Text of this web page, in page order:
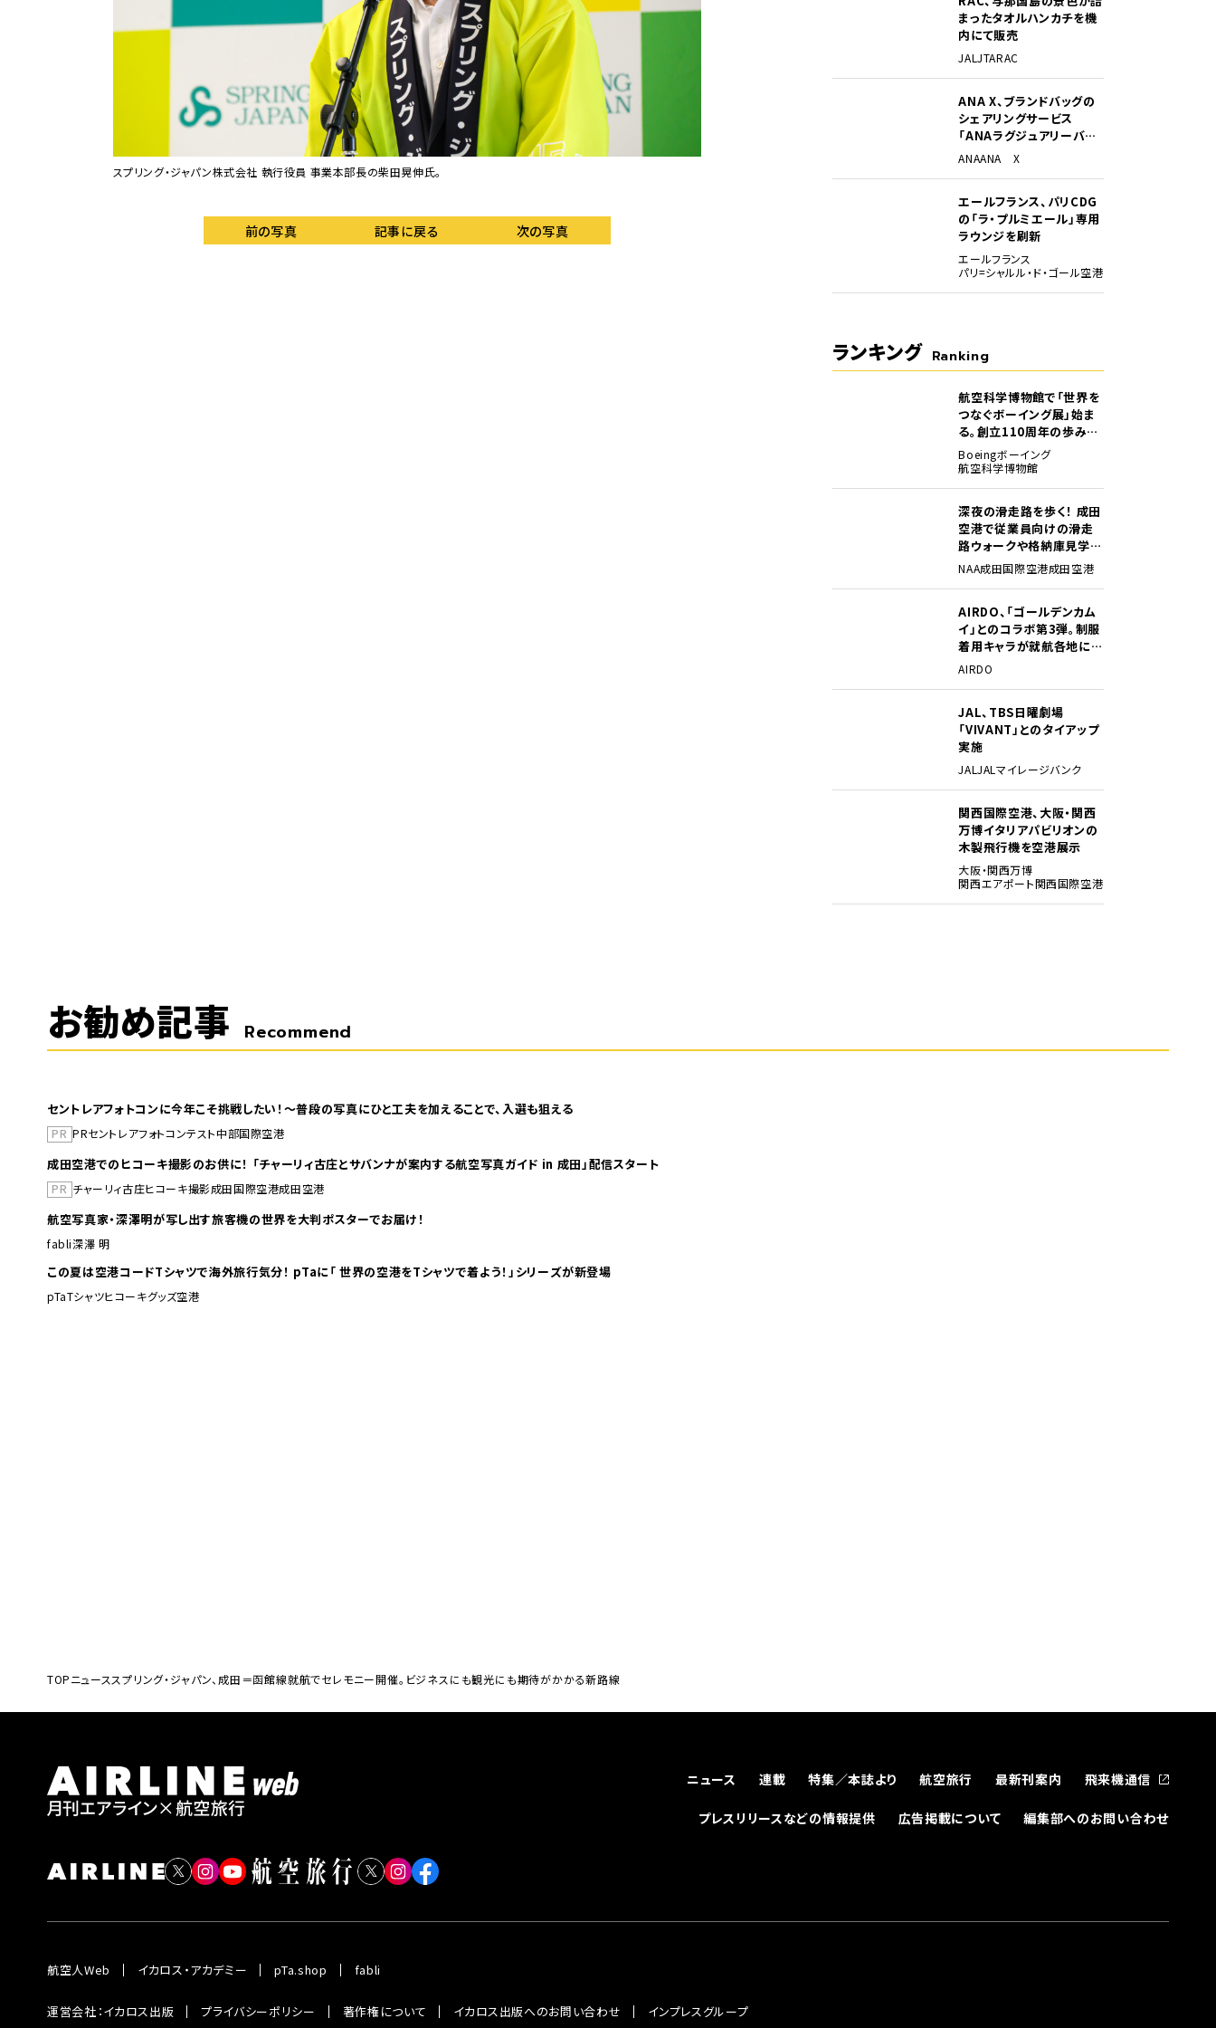
スプリング・ジャパン株式会社 執行役員 事業本部長の柴田晃伸氏。
前の写真 記事に戻る 次の写真
まったタオルハンカチを機
内にて販売
JALJTARAC
ANA X、ブランドバッグの
シェアリングサービス
「ANAラグジュアリーバッ
グ」開始
ANAANA X
エールフランス、パリCDG
の「ラ・プルミエール」専用
ラウンジを刷新
エールフランス
パリ=シャルル・ド・ゴール空港
ランキング Ranking
航空科学博物館で「世界を
つなぐボーイング展」始ま
る。創立110周年の歩みを
貴重な資料でたどる
Boeingボーイング
航空科学博物館
深夜の滑走路を歩く！ 成田
空港で従業員向けの滑走
路ウォークや格納庫見学イ
ベントを初開催
NAA成田国際空港成田空港
AIRDO、「ゴールデンカム
イ」とのコラボ第3弾。制服
着用キャラが就航各地に登
場
AIRDO
JAL、TBS日曜劇場
「VIVANT」とのタイアップ
実施
JALJALマイレージバンク
関西国際空港、大阪・関西
万博イタリアパビリオンの
木製飛行機を空港展示
大阪・関西万博
関西エアポート関西国際空港
お勧め記事 Recommend
セントレアフォトコンに今年こそ挑戦したい！～普段の写真にひと工夫を加えることで、入選も狙える
PR PRセントレアフォトコンテスト中部国際空港
成田空港でのヒコーキ撮影のお供に！ 「チャーリィ古庄とサバンナが案内する航空写真ガイド in 成田」配信スタート
PR チャーリィ古庄ヒコーキ撮影成田国際空港成田空港
航空写真家・深澤明が写し出す旅客機の世界を大判ポスターでお届け！
fabli深澤 明
この夏は空港コードTシャツで海外旅行気分！ pTaに「 世界の空港をTシャツで着よう！」シリーズが新登場
pTaTシャツヒコーキグッズ空港
TOPニューススプリング・ジャパン、成田＝函館線就航でセレモニー開催。ビジネスにも観光にも期待がかかる新路線
ニュース 連載 特集／本誌より 航空旅行 最新刊案内 飛来機通信
プレスリリースなどの情報提供 広告掲載について 編集部へのお問い合わせ
航空人Web イカロス・アカデミー pTa.shop fabli
運営会社：イカロス出版 プライバシーポリシー 著作権について イカロス出版へのお問い合わせ インプレスグループ